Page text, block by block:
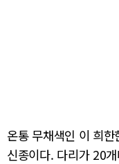
온통 무채색인 이 희
신종이다. 다리가 20